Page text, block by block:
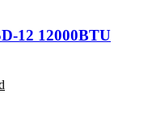
12 12000BTU